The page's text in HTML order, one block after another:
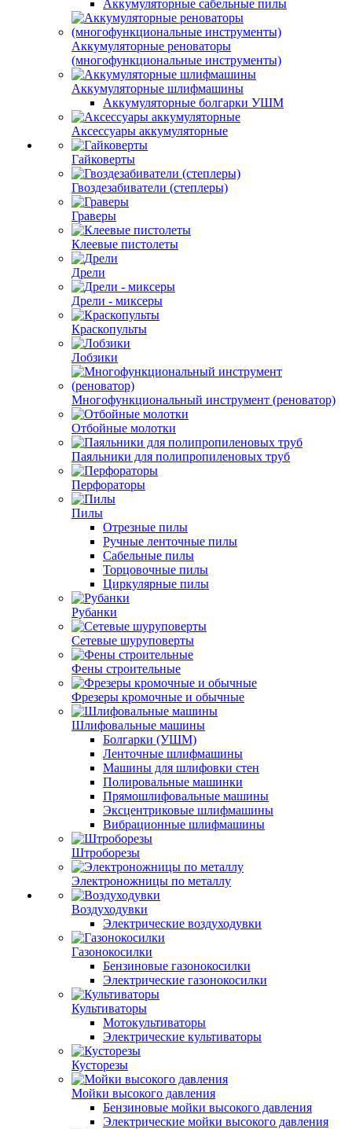
Аккумуляторные сабельные пилы
Аккумуляторные реноваторы
(многофункциональные инструменты)
Аккумуляторные шлифмашины
Аккумуляторные болгарки УШМ
Аксессуары аккумуляторные
Гайковерты
Гвоздезабиватели (степлеры)
Граверы
Клеевые пистолеты
Дрели
Дрели - миксеры
Краскопульты
Лобзики
Многофункциональный инструмент (реноватор)
Отбойные молотки
Паяльники для полипропиленовых труб
Перфораторы
Пилы
Отрезные пилы
Ручные ленточные пилы
Сабельные пилы
Торцовочные пилы
Циркулярные пилы
Рубанки
Сетевые шуруповерты
Фены строительные
Фрезеры кромочные и обычные
Шлифовальные машины
Болгарки (УШМ)
Ленточные шлифмашины
Машины для шлифовки стен
Полировальные машинки
Прямошлифовальные машины
Эксцентриковые шлифмашины
Вибрационные шлифмашины
Штроборезы
Электроножницы по металлу
Воздуходувки
Электрические воздуходувки
Газонокосилки
Бензиновые газонокосилки
Электрические газонокосилки
Культиваторы
Мотокультиваторы
Электрические культиваторы
Кусторезы
Мойки высокого давления
Бензиновые мойки высокого давления
Электрические мойки высокого давления